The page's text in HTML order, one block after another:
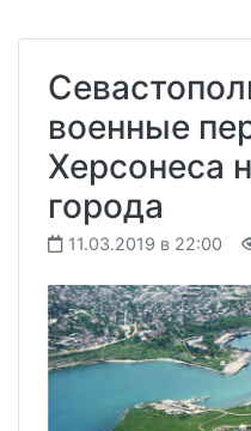
военные
Херсонеса
города
11.03.2019 в 22:00